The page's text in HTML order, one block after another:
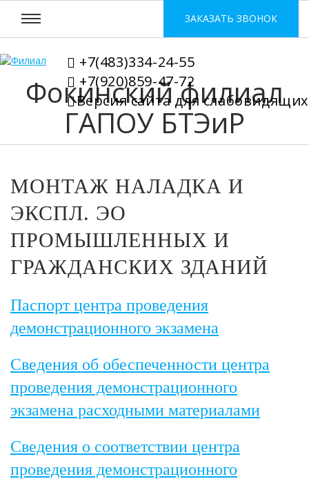
Фокинский филиал
ГАПОУ БТЭиР
+7(483)334-24-55
+7(920)859-47-72
Версия сайта для слабовидящих
ЗАКАЗАТЬ ЗВОНОК
МОНТАЖ НАЛАДКА И
ЭКСПЛ. ЭО
ПРОМЫШЛЕННЫХ И
ГРАЖДАНСКИХ ЗДАНИЙ
Паспорт центра проведения
демонстрационного экзамена
Сведения об обеспеченности центра
проведения демонстрационного
экзамена расходными материалами
Сведения о соответствии центра
проведения демонстрационного